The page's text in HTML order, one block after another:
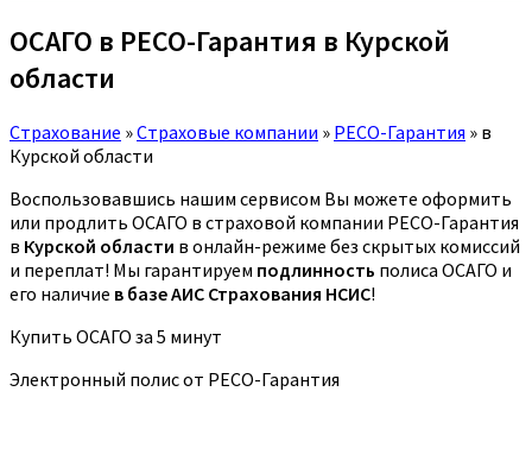
ОСАГО в РЕСО-Гарантия в Курской
области
Страхование »Страховые компании » РЕСО-Гарантия » в
Курской области
Воспользовавшись нашим сервисом Вы можете оформить
или продлить ОСАГО в страховой компании РЕСО-Гарантия
в Курской области в онлайн-режиме без скрытых комиссий
и переплат! Мы гарантируем подлинность полиса ОСАГО и
его наличие в базе АИС Страхования НСИС!
Купить ОСАГО за 5 минут
Электронный полис от РЕСО-Гарантия